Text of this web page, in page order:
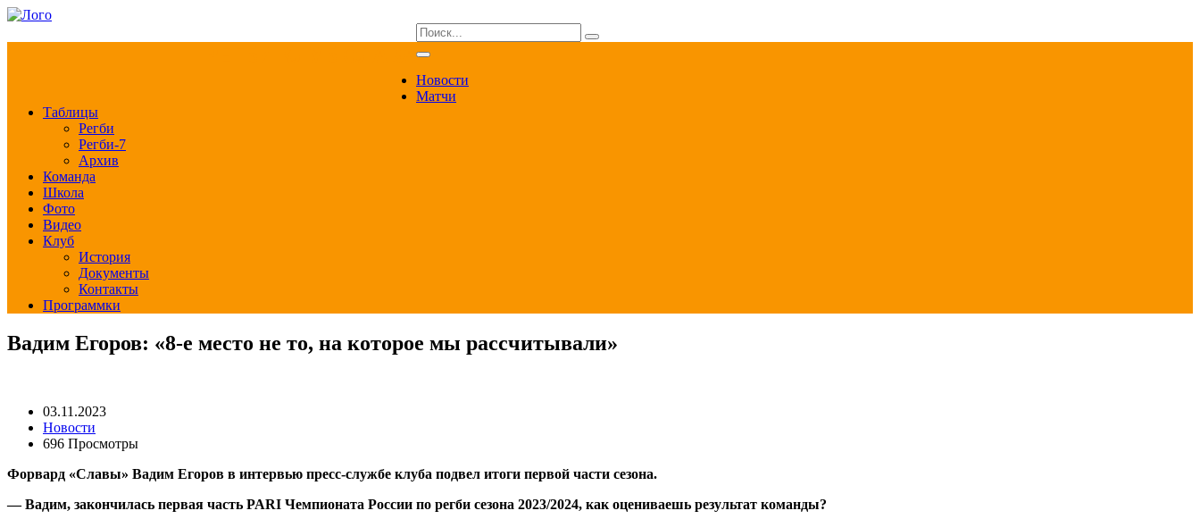
Новости
Матчи
Таблицы
Регби
Регби-7
Архив
Команда
Школа
Фото
Видео
Клуб
История
Документы
Контакты
Программки
Вадим Егоров: «8-е место не то, на которое мы рассчитывали»
03.11.2023
Новости
696 Просмотры
Форвард «Славы» Вадим Егоров в интервью пресс-службе клуба подвел итоги первой части сезона.
— Вадим, закончилась первая часть PARI Чемпионата России по регби сезона 2023/2024, как оцениваешь результат команды?